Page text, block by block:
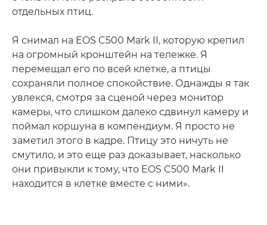
отдельных птиц.
Я снимал на EOS C500 Mark II, которую крепил
на огромный кронштейн на тележке. Я
перемещал его по всей клетке, а птицы
сохраняли полное спокойствие. Однажды я так
увлекся, смотря за сценой через монитор
камеры, что слишком далеко сдвинул камеру и
поймал коршуна в компендиум. Я просто не
заметил этого в кадре. Птицу это ничуть не
смутило, и это еще раз доказывает, насколько
они привыкли к тому, что EOS C500 Mark II
находится в клетке вместе с ними».